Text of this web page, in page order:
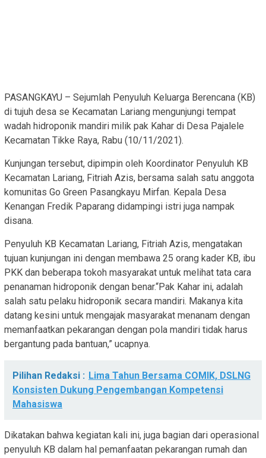
PASANGKAYU – Sejumlah Penyuluh Keluarga Berencana (KB)
di tujuh desa se Kecamatan Lariang mengunjungi tempat
wadah hidroponik mandiri milik pak Kahar di Desa Pajalele
Kecamatan Tikke Raya, Rabu (10/11/2021).
Kunjungan tersebut, dipimpin oleh Koordinator Penyuluh KB
Kecamatan Lariang, Fitriah Azis, bersama salah satu anggota
komunitas Go Green Pasangkayu Mirfan. Kepala Desa
Kenangan Fredik Paparang didampingi istri juga nampak
disana.
Penyuluh KB Kecamatan Lariang, Fitriah Azis, mengatakan
tujuan kunjungan ini dengan membawa 25 orang kader KB, ibu
PKK dan beberapa tokoh masyarakat untuk melihat tata cara
penanaman hidroponik dengan benar.“Pak Kahar ini, adalah
salah satu pelaku hidroponik secara mandiri. Makanya kita
datang kesini untuk mengajak masyarakat menanam dengan
memanfaatkan pekarangan dengan pola mandiri tidak harus
bergantung pada bantuan,” ucapnya.
Pilihan Redaksi : Lima Tahun Bersama COMIK, DSLNG
Konsisten Dukung Pengembangan Kompetensi
Mahasiswa
Dikatakan bahwa kegiatan kali ini, juga bagian dari operasional
penyuluh KB dalam hal pemanfaatan pekarangan rumah dan